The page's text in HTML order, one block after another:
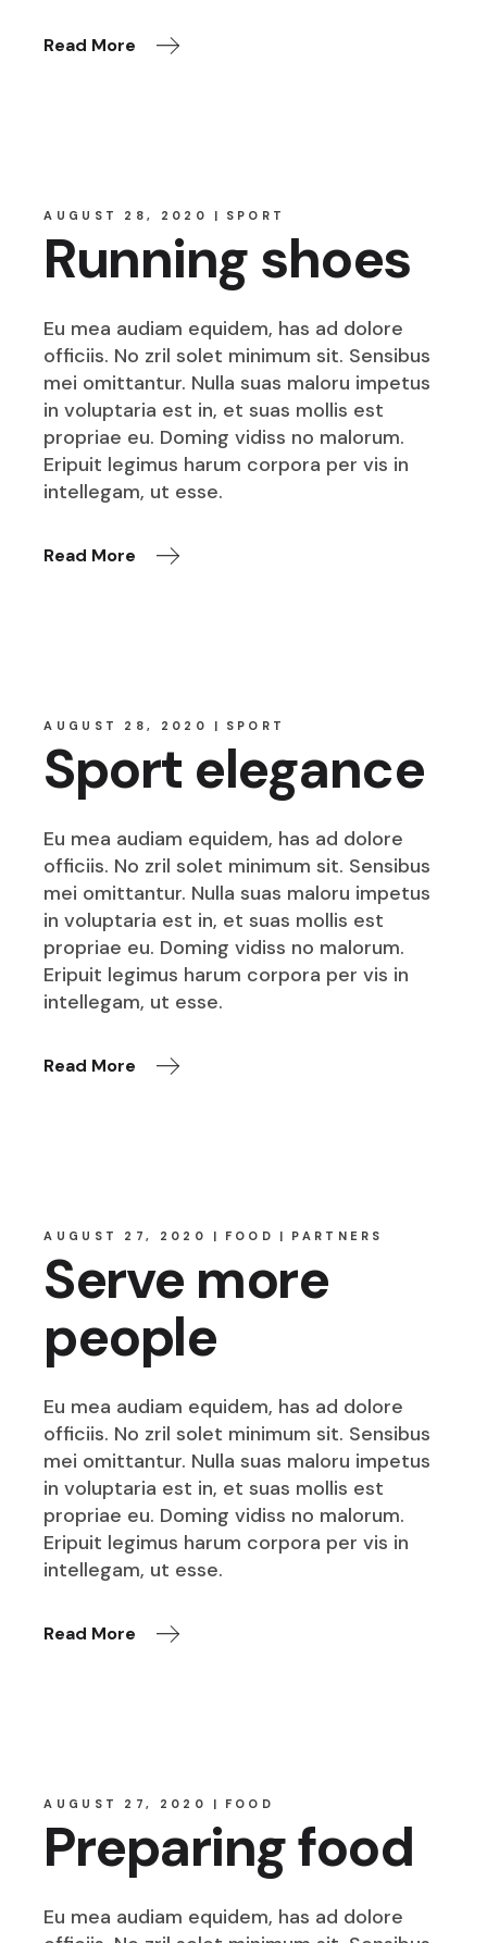
Read More
AUGUST 28, 2020 SPORT
Running shoes
Eu mea audiam equidem, has ad dolore
officiis. No zril solet minimum sit. Sensibus
mei omittantur. Nulla suas maloru impetus
in voluptaria est in, et suas mollis est
propriae eu. Doming vidiss no malorum.
Eripuit legimus harum corpora per vis in
intellegam, ut esse.
Read More
AUGUST 28, 2020 SPORT
Sport elegance
Eu mea audiam equidem, has ad dolore
officiis. No zril solet minimum sit. Sensibus
mei omittantur. Nulla suas maloru impetus
in voluptaria est in, et suas mollis est
propriae eu. Doming vidiss no malorum.
Eripuit legimus harum corpora per vis in
intellegam, ut esse.
Read More
AUGUST 27, 2020 FOOD PARTNERS
Serve more
people
Eu mea audiam equidem, has ad dolore
officiis. No zril solet minimum sit. Sensibus
mei omittantur. Nulla suas maloru impetus
in voluptaria est in, et suas mollis est
propriae eu. Doming vidiss no malorum.
Eripuit legimus harum corpora per vis in
intellegam, ut esse.
Read More
AUGUST 27, 2020 FOOD
Preparing food
Eu mea audiam equidem, has ad dolore